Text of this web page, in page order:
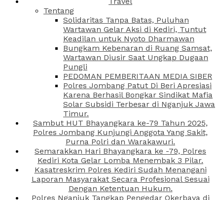
Tentang
Solidaritas Tanpa Batas, Puluhan
Wartawan Gelar Aksi di Kediri, Tuntut
Keadilan untuk Nyoto Dharmawan
Bungkam Kebenaran di Ruang Samsat,
Wartawan Diusir Saat Ungkap Dugaan
Pungli
PEDOMAN PEMBERITAAN MEDIA SIBER
Polres Jombang Patut Di Beri Apresiasi
Karena Berhasil Bongkar Sindikat Mafia
Solar Subsidi Terbesar di Nganjuk Jawa
Timur.
Sambut HUT Bhayangkara ke-79 Tahun 2025,
Polres Jombang Kunjungi Anggota Yang Sakit,
Purna Polri dan Warakawuri.
Semarakkan Hari Bhayangkara ke -79, Polres
Kediri Kota Gelar Lomba Menembak 3 Pilar.
Kasatreskrim Polres Kediri Sudah Menangani
Laporan Masyarakat Secara Profesional Sesuai
Dengan Ketentuan Hukum.
Polres Nganjuk Tangkap Pengedar Okerbaya di